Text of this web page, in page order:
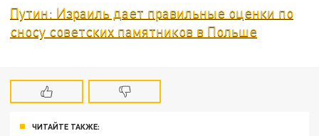
Путин: Израиль дает правильные оценки по
сносу советских памятников в Польше
ЧИТАЙТЕ ТАКЖЕ: